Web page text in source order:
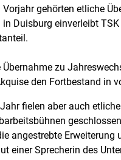
gehörten etliche
in Duisburg einverleibt
zu
den Fortbestand in
fielen aber auch
angestrebte
einer Sprecherin des